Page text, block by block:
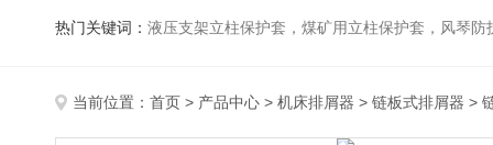
热门关键词： 液压支架立柱保护套，煤矿用立柱保护套，风琴
当前位置： 首页 > 产品中心 > 机床排屑器 > 链板式排屑器 >